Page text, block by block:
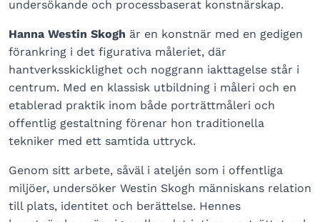
undersökande och processbaserat konstnärskap.
Hanna Westin Skogh är en konstnär med en gedigen
förankring i det figurativa måleriet, där
hantverksskicklighet och noggrann iakttagelse står i
centrum. Med en klassisk utbildning i måleri och en
etablerad praktik inom både porträttmåleri och
offentlig gestaltning förenar hon traditionella
tekniker med ett samtida uttryck.
Genom sitt arbete, såväl i ateljén som i offentliga
miljöer, undersöker Westin Skogh människans relation
till plats, identitet och berättelse. Hennes